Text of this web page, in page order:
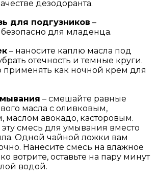
дезодоранта.
для подгузников –
для младенца.
– наносите каплю масла под
отечность и темные круги.
как ночной крем для
– смешайте равные
масла с оливковым,
авокадо, касторовым.
эту смесь для умывания вместо
Одной чайной ложки вам
Нанесите смесь на влажное
вотрите, оставьте на пару минут
водой.